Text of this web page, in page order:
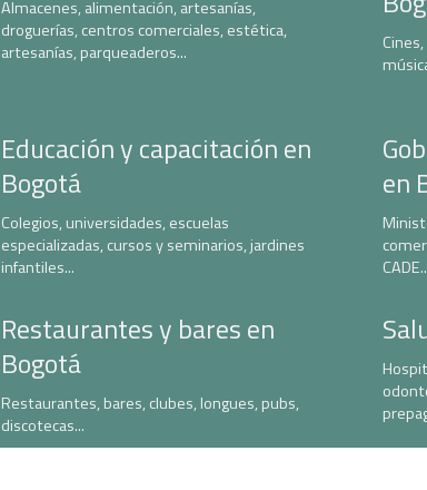
Almacenes, alimentación, artesanías,
droguerías, centros comerciales, estética,
artesanías, parqueaderos...
Educación y capacitación en
Bogotá
Colegios, universidades, escuelas
especializadas, cursos y seminarios, jardines
infantiles...
en
Restaurantes y bares en
Bogotá
Restaurantes, bares, clubes, longues, pubs,
discotecas...